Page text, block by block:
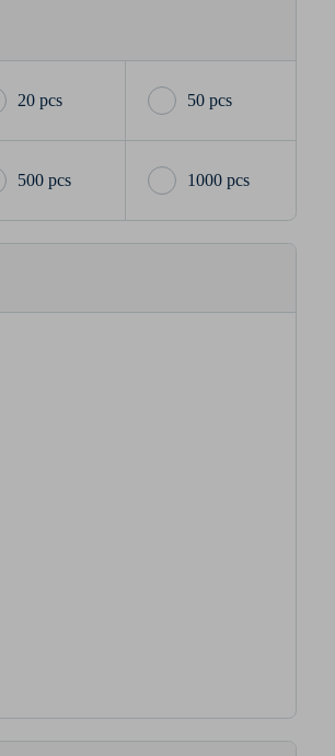
20 pcs 50 pcs
500 pcs 1000 pcs